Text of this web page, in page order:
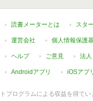
読書メーターとは スタ
運営会社 個人情報保護
ヘルプ ご意見 法
Androidアプリ iOSアプ
プログラムによる収益を得てい